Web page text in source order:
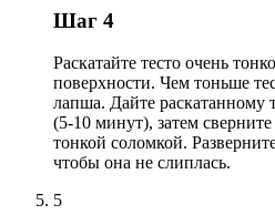
Шаг 4
Раскатайте тесто очень
поверхности. Чем тоньше
лапша. Дайте раскатанному
(5-10 минут), затем
тонкой соломкой.
чтобы она не слиплась.
5